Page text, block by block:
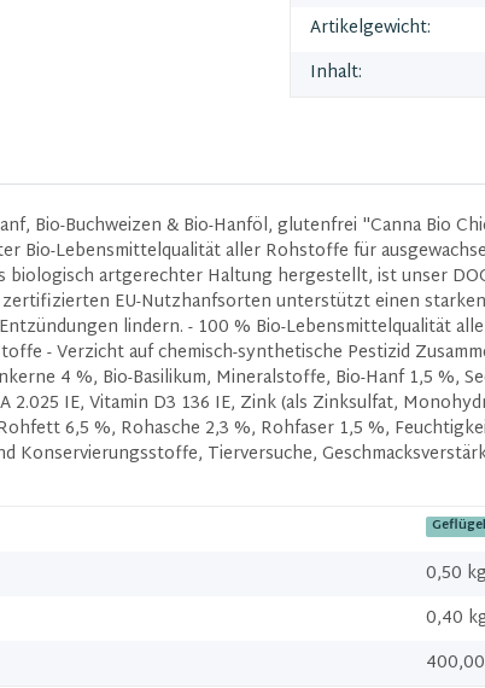
Artikelgewicht:
Inhalt:
Bio-Buchweizen & Bio-Hanföl, glutenfrei "Canna Bio
Lebensmittelqualität aller Rohstoffe für
artgerechter Haltung hergestellt, ist unser
EU-Nutzhanfsorten unterstützt einen
lindern. - 100 % Bio-Lebensmittelqualität
- Verzicht auf chemisch-synthetische Pestizid
4 %, Bio-Basilikum, Mineralstoffe, Bio-Hanf 1,5 %,
IE, Vitamin D3 136 IE, Zink (als Zinksulfat,
6,5 %, Rohasche 2,3 %, Rohfaser 1,5 %,
Konservierungsstoffe, Tierversuche,
Geflügel
0,50
0,40